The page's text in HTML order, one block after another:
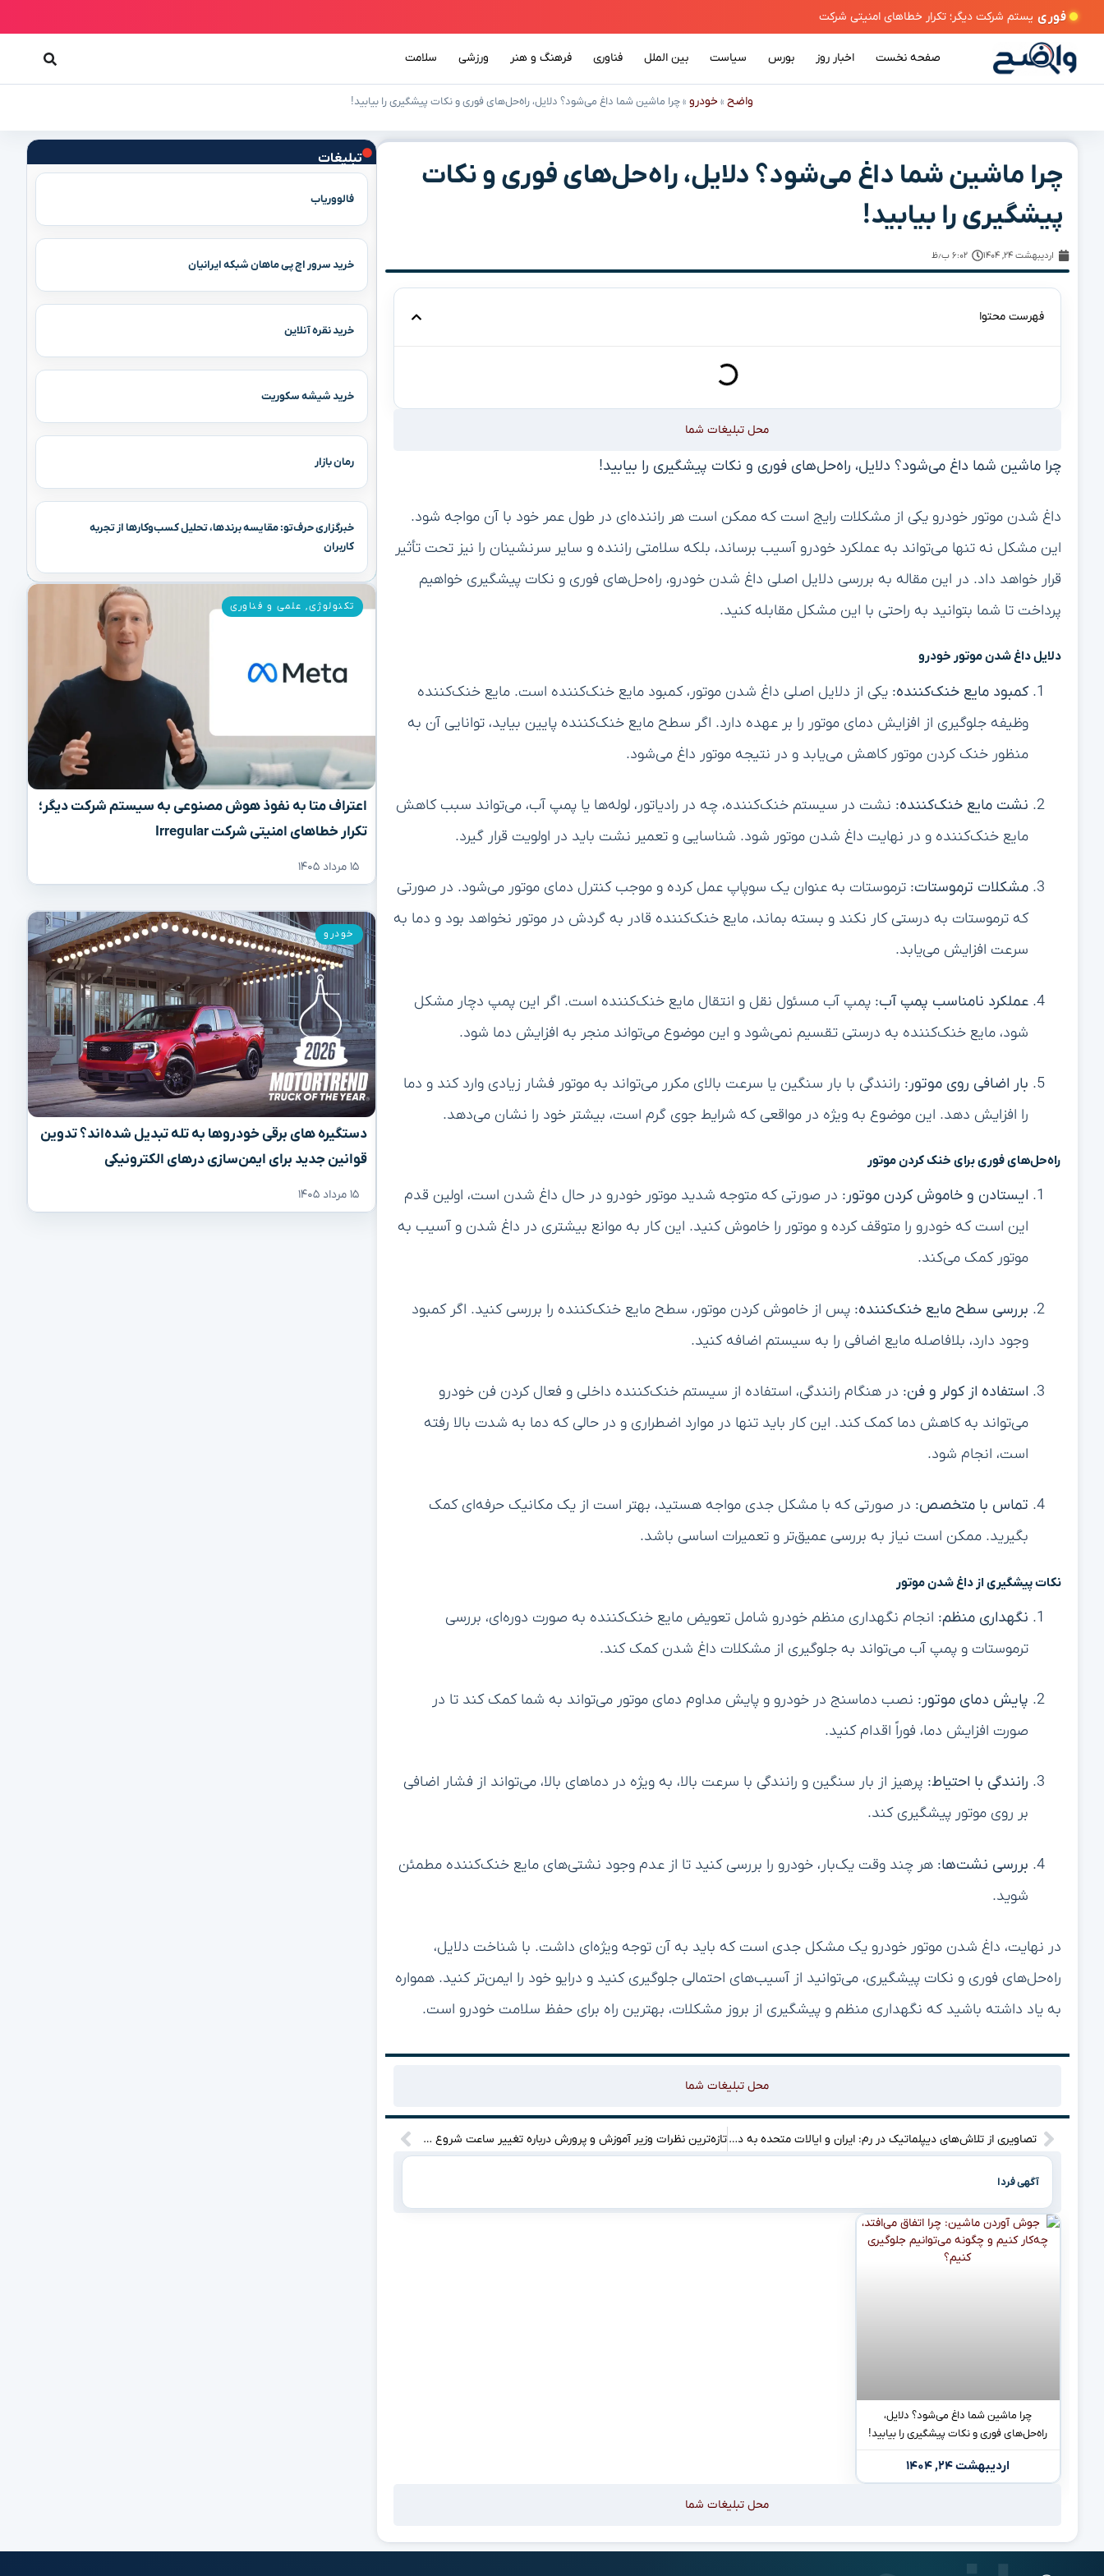
فوری
صفحه نخست اخبار روز بورس سیاست بین الملل فناوری فرهنگ و هنر ورزشی سلامت
واضح » خودرو »چرا ماشین شما داغ می‌شود؟ دلایل، راه‌حل‌های فوری و نکات پیشگیری را بیابید!
تبلیغات
فالووریاب
خرید سرور اچ پی ماهان شبکه ایرانیان
خرید نقره آنلاین
خرید شیشه سکوریت
رمان بازار
خبرگزاری حرف‌تو: مقایسه برندها، تحلیل کسب‌وکارها از تجربه
کاربران
اعتراف متا به نفوذ هوش مصنوعی به سیستم شرکت دیگر؛
تکرار خطاهای امنیتی شرکت Irregular
۱۵ مرداد ۱۴۰۵
تکنولوژی, علمی و فناوری
دستگیره‌ های برقی خودروها به تله تبدیل شده‌اند؟ تدوین
قوانین جدید برای ایمن‌سازی درهای الکترونیکی
۱۵ مرداد ۱۴۰۵
خودرو
چرا ماشین شما داغ می‌شود؟ دلایل، راه‌حل‌های فوری و نکات
پیشگیری را بیابید!
اردیبهشت ۲۴, ۱۴۰۴ ۶:۰۲ ب٫ظ
فهرست محتوا
محل تبلیغات شما
چرا ماشین شما داغ می‌شود؟ دلایل، راه‌حل‌های فوری و نکات پیشگیری را بیابید!
داغ شدن موتور خودرو یکی از مشکلات رایج است که ممکن است هر راننده‌ای در طول عمر خود با آن مواجه شود.
این مشکل نه تنها می‌تواند به عملکرد خودرو آسیب برساند، بلکه سلامتی راننده و سایر سرنشینان را نیز تحت تأثیر
قرار خواهد داد. در این مقاله به بررسی دلایل اصلی داغ شدن خودرو، راه‌حل‌های فوری و نکات پیشگیری خواهیم
پرداخت تا شما بتوانید به راحتی با این مشکل مقابله کنید.
دلایل داغ شدن موتور خودرو
کمبود مایع خنک‌کننده: یکی از دلایل اصلی داغ شدن موتور، کمبود مایع خنک‌کننده است. مایع خنک‌کننده
وظیفه جلوگیری از افزایش دمای موتور را بر عهده دارد. اگر سطح مایع خنک‌کننده پایین بیاید، توانایی آن به
منظور خنک کردن موتور کاهش می‌یابد و در نتیجه موتور داغ می‌شود.
نشت مایع خنک‌کننده: نشت در سیستم خنک‌کننده، چه در رادیاتور، لوله‌ها یا پمپ آب، می‌تواند سبب کاهش
مایع خنک‌کننده و در نهایت داغ شدن موتور شود. شناسایی و تعمیر نشت باید در اولویت قرار گیرد.
مشکلات ترموستات: ترموستات به عنوان یک سوپاپ عمل کرده و موجب کنترل دمای موتور می‌شود. در صورتی
که ترموستات به درستی کار نکند و بسته بماند، مایع خنک‌کننده قادر به گردش در موتور نخواهد بود و دما به
سرعت افزایش می‌یابد.
عملکرد نامناسب پمپ آب: پمپ آب مسئول نقل و انتقال مایع خنک‌کننده است. اگر این پمپ دچار مشکل
شود، مایع خنک‌کننده به درستی تقسیم نمی‌شود و این موضوع می‌تواند منجر به افزایش دما شود.
بار اضافی روی موتور: رانندگی با بار سنگین یا سرعت بالای مکرر می‌تواند به موتور فشار زیادی وارد کند و دما
را افزایش دهد. این موضوع به ویژه در مواقعی که شرایط جوی گرم است، بیشتر خود را نشان می‌دهد.
راه‌حل‌های فوری برای خنک کردن موتور
ایستادن و خاموش کردن موتور: در صورتی که متوجه شدید موتور خودرو در حال داغ شدن است، اولین قدم
این است که خودرو را متوقف کرده و موتور را خاموش کنید. این کار به موانع بیشتری در داغ شدن و آسیب به
موتور کمک می‌کند.
بررسی سطح مایع خنک‌کننده: پس از خاموش کردن موتور، سطح مایع خنک‌کننده را بررسی کنید. اگر کمبود
وجود دارد، بلافاصله مایع اضافی را به سیستم اضافه کنید.
استفاده از کولر و فن: در هنگام رانندگی، استفاده از سیستم خنک‌کننده داخلی و فعال کردن فن خودرو
می‌تواند به کاهش دما کمک کند. این کار باید تنها در موارد اضطراری و در حالی که دما به شدت بالا رفته
است، انجام شود.
تماس با متخصص: در صورتی که با مشکل جدی مواجه هستید، بهتر است از یک مکانیک حرفه‌ای کمک
بگیرید. ممکن است نیاز به بررسی عمیق‌تر و تعمیرات اساسی باشد.
نکات پیشگیری از داغ شدن موتور
نگهداری منظم: انجام نگهداری منظم خودرو شامل تعویض مایع خنک‌کننده به صورت دوره‌ای، بررسی
ترموستات و پمپ آب می‌تواند به جلوگیری از مشکلات داغ شدن کمک کند.
پایش دمای موتور: نصب دماسنج در خودرو و پایش مداوم دمای موتور می‌تواند به شما کمک کند تا در
صورت افزایش دما، فوراً اقدام کنید.
رانندگی با احتیاط: پرهیز از بار سنگین و رانندگی با سرعت بالا، به ویژه در دماهای بالا، می‌تواند از فشار اضافی
بر روی موتور پیشگیری کند.
بررسی نشت‌ها: هر چند وقت یک‌بار، خودرو را بررسی کنید تا از عدم وجود نشتی‌های مایع خنک‌کننده مطمئن
شوید.
در نهایت، داغ شدن موتور خودرو یک مشکل جدی است که باید به آن توجه ویژه‌ای داشت. با شناخت دلایل،
راه‌حل‌های فوری و نکات پیشگیری، می‌توانید از آسیب‌های احتمالی جلوگیری کنید و درایو خود را ایمن‌تر کنید. همواره
به یاد داشته باشید که نگهداری منظم و پیشگیری از بروز مشکلات، بهترین راه برای حفظ سلامت خودرو است.
محل تبلیغات شما
تصاویری از تلاش‌های دیپلماتیک در رم: ایران و ایالات متحده به دنبال گشایش در مذاکرات غیرمستقیم تازه‌ترین نظرات وزیر آموزش و پرورش درباره تغییر ساعت شروع مدارس؛ چه خبرهایی در راه است؟
آگهی فردا
چرا ماشین شما داغ می‌شود؟ دلایل،
راه‌حل‌های فوری و نکات پیشگیری را بیابید!
اردیبهشت ۲۴, ۱۴۰۴
محل تبلیغات شما